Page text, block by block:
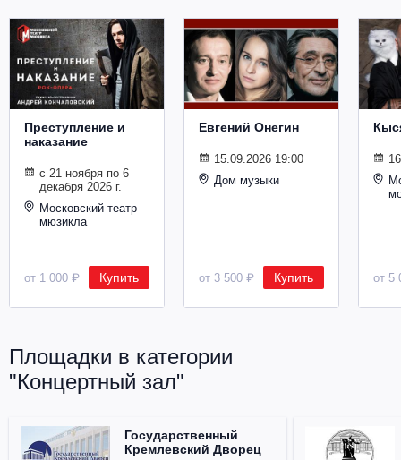
Преступление и
наказание
с 21 ноября по 6
декабря 2026 г.
Московский театр
мюзикла
от 1 000 ₽ Купить
Евгений Онегин
15.09.2026 19:00
Дом музыки
от 3 500 ₽ Купить от 5
Площадки в категории
"Концертный зал"
Государственный
Кремлевский Дворец